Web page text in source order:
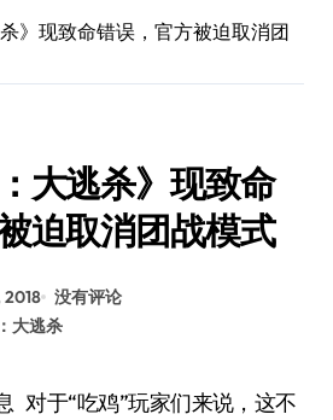
》现致命错误，官方被迫取消团
大逃杀》现致命
迫取消团战模式
2018 没有评论
大逃杀